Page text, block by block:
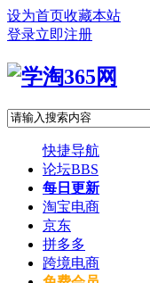
设为首页收藏本站
登录立即注册
快捷导航
论坛BBS
每日更新
淘宝电商
京东
拼多多
跨境电商